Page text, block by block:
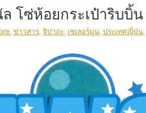
โซ่ห้อยกระเป๋าริบบิ้น
, ข่าวสาร, จิปาถะ, เซเลอร์มูน, ประเทศญี่ปุ่น,